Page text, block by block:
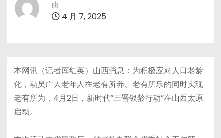
由
4 月 7, 2025
本网讯（记者厍红英）山西消息：为积极应对人口老龄
化，动员广大老年人在老有所养、老有所乐的同时实现
老有所为，4月2日，新时代“三晋银龄行动”在山西太原
启动。